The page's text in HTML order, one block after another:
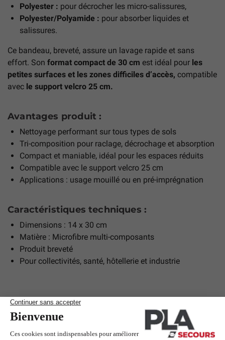
Polyester : pour décrocher les micro-salissures,
Polyester/Polyamide : pour absorber liquides et
salissures.
Ce bandeau, breveté, assure un lavage rapide et sans
effort. Son format compact de 30 cm est idéal pour les
petites surfaces et les zones difficiles d’accès, compatible
avec le support velcro 25 cm.
Avantages produit :
Nettoyage performant sur tous types de sols
Tri-composition pour raclage, décrochage et absorption
Compact et maniable, idéal pour les espaces réduits
Compatible avec le support velcro 25 cm
Applications : usage mouillé ou en pré-imprégnation
Caractéristiques techniques :
Dimensions : 14 x 30 cm
Matière : Microfibre multi-composants
Produit breveté
Pour collectivités, santé, hôtellerie et industrie
Les clients qui ont acheté ce produit